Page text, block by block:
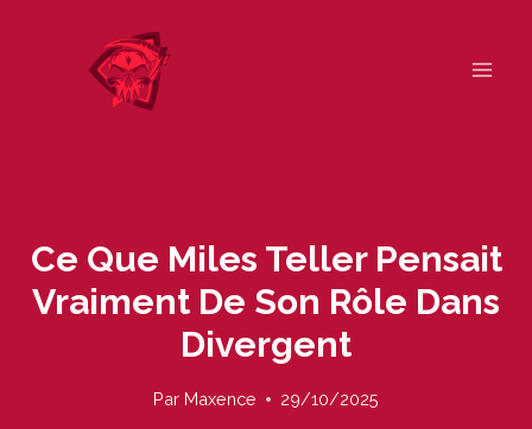
Ce Que Miles Teller Pensait
Vraiment De Son Rôle Dans
Divergent
Par Maxence 29/10/2025